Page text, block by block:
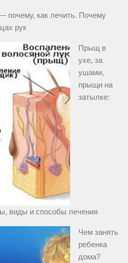
почему, как лечить. Почему
рук
Прыщ в
ухе, за
ушами,
прыщи на
затылке:
виды и способы лечения
Чем занять
ребенка
дома?